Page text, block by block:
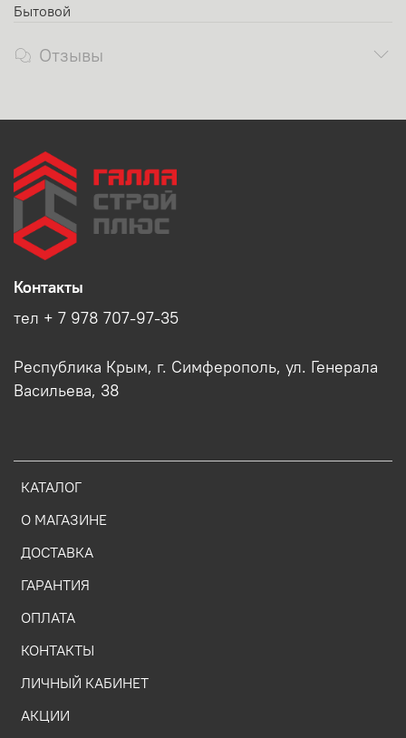
Бытовой
Отзывы
КАТАЛОГ
О МАГАЗИНЕ
ДОСТАВКА
ГАРАНТИЯ
ОПЛАТА
КОНТАКТЫ
ЛИЧНЫЙ КАБИНЕТ
АКЦИИ
Контакты
тел + 7 978 707-97-35
Республика Крым, г. Симферополь, ул. Генерала
Васильева, 38